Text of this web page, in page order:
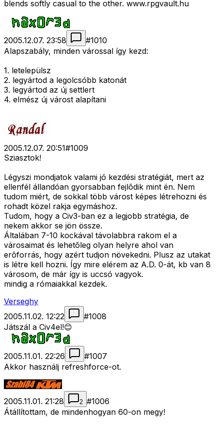
blends softly casual to the other. www.rpgvault.hu
2005.12.07. 23:58 #1010
Alapszabály, minden várossal így kezd:
1. letelepülsz
2. legyártod a legolcsóbb katonát
3. legyártod az új settlert
4. elmész új várost alapítani
2005.12.07. 20:51#1009
Sziasztok!
Légyszi mondjatok valami jó kezdési stratégiát, mert az
ellenfél állandóan gyorsabban fejlõdik mint én. Nem
tudom miért, de sokkal több várost képes létrehozni és
rohadt közel rakja egymáshoz.
Tudom, hogy a Civ3-ban ez a legjobb stratégia, de
nekem akkor se jön össze.
Általában 7-10 kockával távolabbra rakom el a
városaimat és lehetõleg olyan helyre ahol van
erõforrás, hogy azért tudjon növekedni. Plusz az utakat
is létre kell hozni. Így mire elérem az A.D. 0-át, kb van 8
városom, de már így is uccsó vagyok.
mindig a rómaiakkal kezdek.
Verseghy
2005.11.02. 12:22
#1008
Játszál a Civ4el!😊
2005.11.01. 22:26 #1007
Akkor használj refreshforce-ot.
2005.11.01. 21:28 2 #1006
Átállítottam, de mindenhogyan 60-on megy!